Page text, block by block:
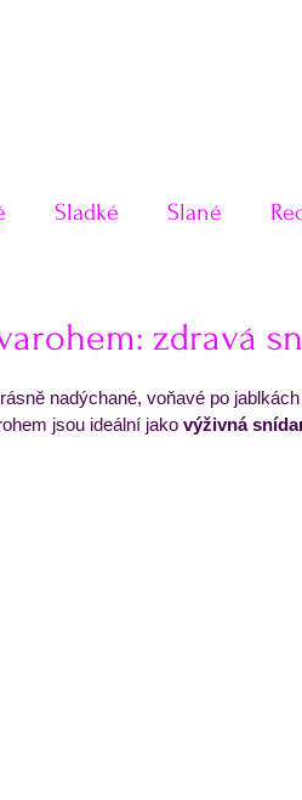
Sladké Slané
a vaření Příkladové
zdravá
nadýchané, voňavé po
jsou ideální jako výživná